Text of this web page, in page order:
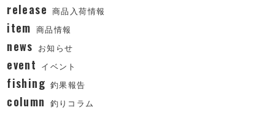
release 商品入荷情報
item 商品情報
news お知らせ
event イベント
fishing 釣果報告
column 釣りコラム